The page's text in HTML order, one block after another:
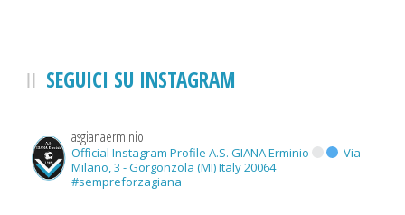
SEGUICI SU INSTAGRAM
asgianaerminio
Official Instagram Profile A.S. GIANA Erminio
Via
Milano, 3 - Gorgonzola (MI) Italy 20064
#sempreforzagiana